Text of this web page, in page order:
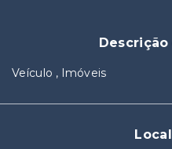
Veículo , Imóveis